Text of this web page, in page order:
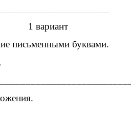
письменными буквами.